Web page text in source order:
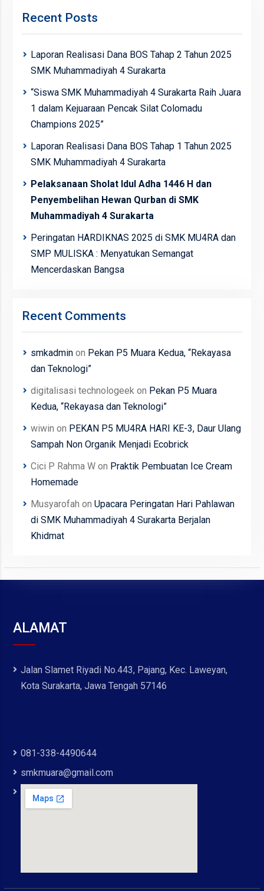
Recent Posts
Laporan Realisasi Dana BOS Tahap 2 Tahun 2025
SMK Muhammadiyah 4 Surakarta
“Siswa SMK Muhammadiyah 4 Surakarta Raih Juara
1 dalam Kejuaraan Pencak Silat Colomadu
Champions 2025”
Laporan Realisasi Dana BOS Tahap 1 Tahun 2025
SMK Muhammadiyah 4 Surakarta
Pelaksanaan Sholat Idul Adha 1446 H dan
Penyembelihan Hewan Qurban di SMK
Muhammadiyah 4 Surakarta
Peringatan HARDIKNAS 2025 di SMK MU4RA dan
SMP MULISKA : Menyatukan Semangat
Mencerdaskan Bangsa
Recent Comments
smkadminon Pekan P5 Muara Kedua, “Rekayasa
dan Teknologi”
digitalisasi technologeek on Pekan P5 Muara
Kedua, “Rekayasa dan Teknologi”
wiwin on PEKAN P5 MU4RA HARI KE-3, Daur Ulang
Sampah Non Organik Menjadi Ecobrick
Cici P Rahma Won Praktik Pembuatan Ice Cream
Homemade
Musyarofah on Upacara Peringatan Hari Pahlawan
di SMK Muhammadiyah 4 Surakarta Berjalan
Khidmat
ALAMAT
Jalan Slamet Riyadi No.443, Pajang, Kec. Laweyan,
Kota Surakarta, Jawa Tengah 57146
081-338-4490644
smkmuara@gmail.com